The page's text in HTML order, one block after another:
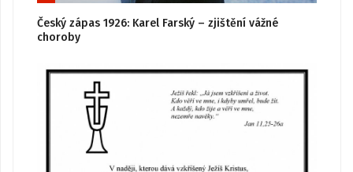
Český zápas 1926: Karel Farský – zjištění vážné
choroby